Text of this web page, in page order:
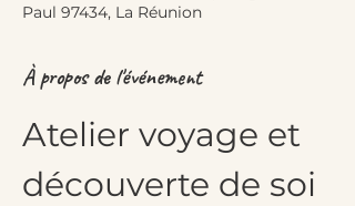
Paul 97434, La Réunion
À propos de l'événement
Atelier voyage et
découverte de soi